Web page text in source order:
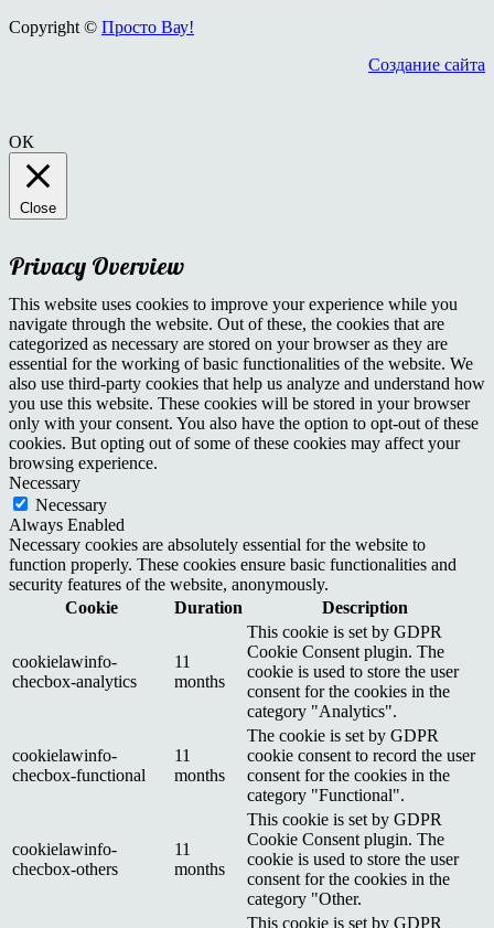
Copyright © Просто Вау!
Создание сайта
ОК
Close
Privacy Overview
This website uses cookies to improve your experience while you
navigate through the website. Out of these, the cookies that are
categorized as necessary are stored on your browser as they are
essential for the working of basic functionalities of the website. We
also use third-party cookies that help us analyze and understand how
you use this website. These cookies will be stored in your browser
only with your consent. You also have the option to opt-out of these
cookies. But opting out of some of these cookies may affect your
browsing experience.
Necessary
Necessary
Always Enabled
Necessary cookies are absolutely essential for the website to
function properly. These cookies ensure basic functionalities and
security features of the website, anonymously.
Cookie
Duration Description
cookielawinfo-
checbox-analytics
11
months
This cookie is set by GDPR
Cookie Consent plugin. The
cookie is used to store the user
consent for the cookies in the
category "Analytics".
cookielawinfo-
checbox-functional
11
months
The cookie is set by GDPR
cookie consent to record the user
consent for the cookies in the
category "Functional".
cookielawinfo-
checbox-others
11
months
This cookie is set by GDPR
Cookie Consent plugin. The
cookie is used to store the user
consent for the cookies in the
category "Other.
This cookie is set by GDPR